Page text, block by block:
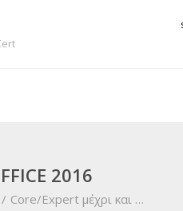
2016
/ Core/Expert μέχρι και …